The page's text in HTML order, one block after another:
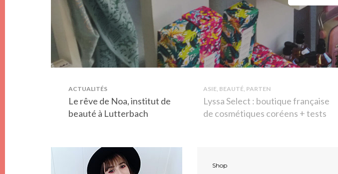
ACTUALITÉS
Le rêve de Noa, institut de
beauté à Lutterbach
ASIE, BEAUTÉ, PARTEN
Lyssa Select : boutique française
de cosmétiques coréens + tests
Shop